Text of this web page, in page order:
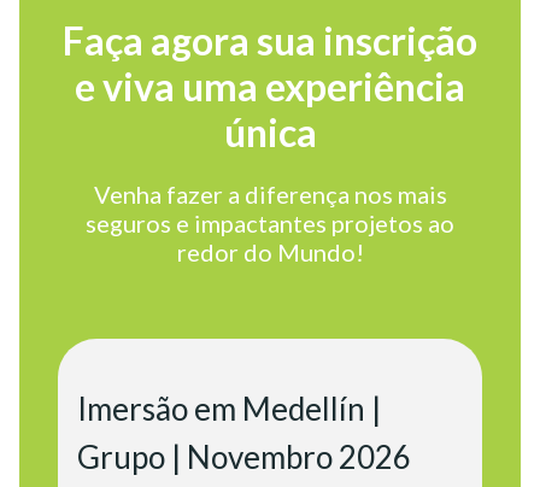
Faça agora sua inscrição
e viva uma experiência
única
Venha fazer a diferença nos mais
seguros e impactantes projetos ao
redor do Mundo!
Imersão em Medellín |
Grupo | Novembro 2026